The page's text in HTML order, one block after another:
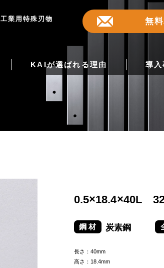
工業用特殊刃物
KAIが選ばれる理由 導入
無
0.5×18.4×40L
炭素鋼
長さ：40mm
高さ：18.4mm